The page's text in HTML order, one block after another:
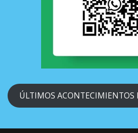
ÚLTIMOS ACONTECIMIENTOS